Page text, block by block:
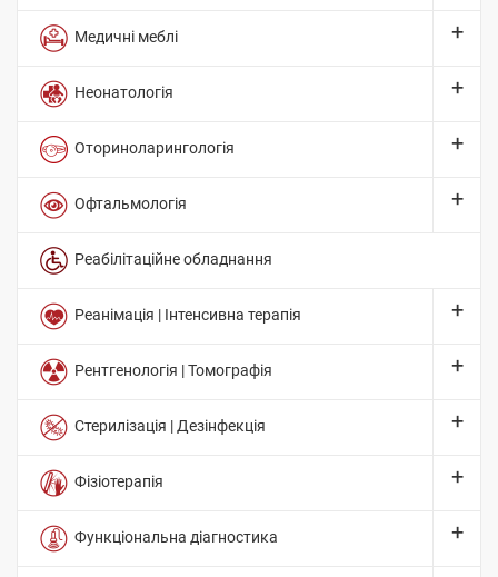
Медичні меблі
Неонатологія
Оториноларингологія
Офтальмологія
Реабілітаційне обладнання
Реанімація | Інтенсивна терапія
Рентгенологія | Томографія
Стерилізація | Дезінфекція
Фізіотерапія
Функціональна діагностика